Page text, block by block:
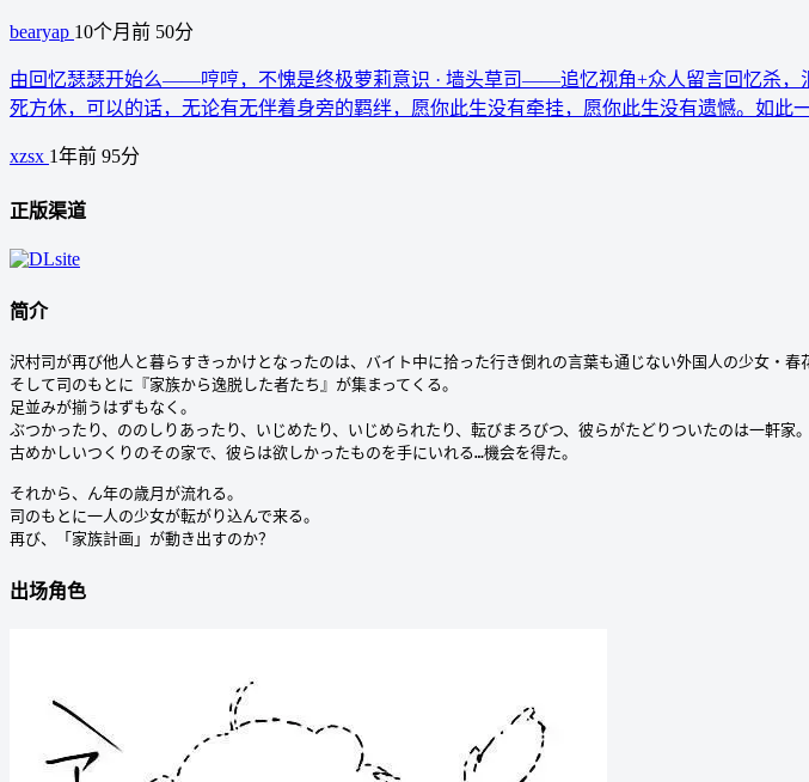
bearyap 10个月前 50分
由回忆瑟瑟开始么——哼哼，不愧是终极萝莉意识 · 墙头草司——追忆视角+众人留言回忆杀
死方休，可以的话，无论有无伴着身旁的羁绊，愿你此生没有牵挂，愿你此生没有遗憾。如此
xzsx 1年前 95分
正版渠道
简介
沢村司が再び他人と暮らすきっかけとなったのは、バイト中に拾った行き倒れの言葉も通じない外国人の少女・春
そして司のもとに『家族から逸脱した者たち』が集まってくる。
足並みが揃うはずもなく。
ぶつかったり、ののしりあったり、いじめたり、いじめられたり、転びまろびつ、彼らがたどりついたのは一軒家。
古めかしいつくりのその家で、彼らは欲しかったものを手にいれる…機会を得た。
それから、ん年の歳月が流れる。
司のもとに一人の少女が転がり込んで来る。
再び、「家族計画」が動き出すのか？
出场角色